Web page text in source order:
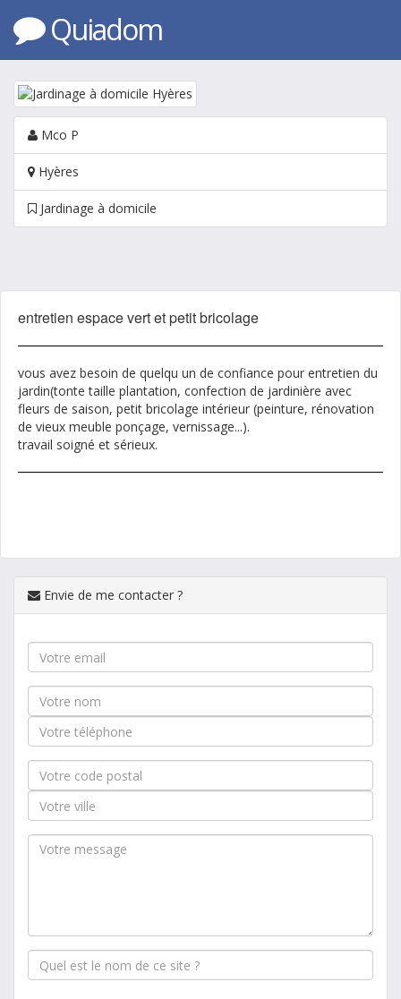
Quiadom
Mco P
Hyères
Jardinage à domicile
entretien espace vert et petit bricolage
vous avez besoin de quelqu un de confiance pour entretien du
jardin(tonte taille plantation, confection de jardinière avec
fleurs de saison, petit bricolage intérieur (peinture, rénovation
de vieux meuble ponçage, vernissage...).
travail soigné et sérieux.
Envie de me contacter ?